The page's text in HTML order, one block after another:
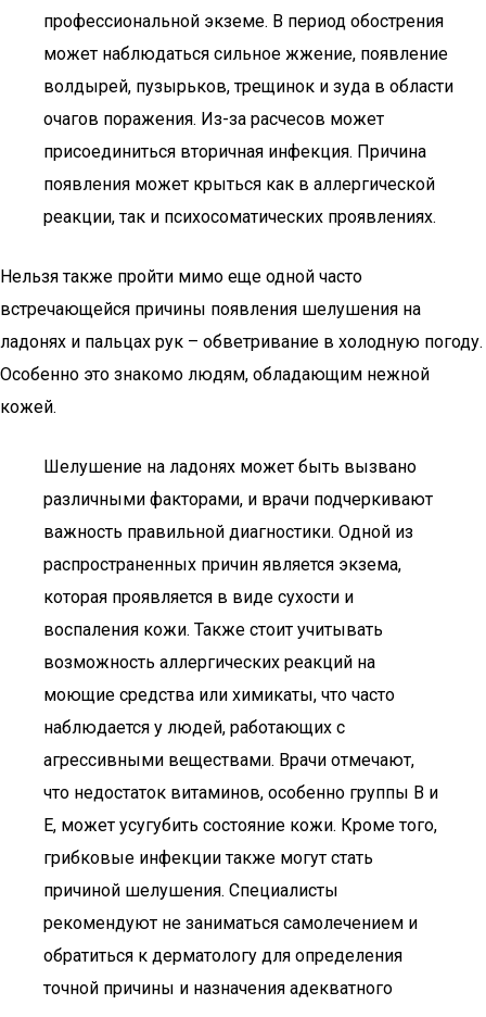
профессиональной экземе. В период обострения
может наблюдаться сильное жжение, появление
волдырей, пузырьков, трещинок и зуда в области
очагов поражения. Из-за расчесов может
присоединиться вторичная инфекция. Причина
появления может крыться как в аллергической
реакции, так и психосоматических проявлениях.
Нельзя также пройти мимо еще одной часто
встречающейся причины появления шелушения на
ладонях и пальцах рук – обветривание в холодную погоду.
Особенно это знакомо людям, обладающим нежной
кожей.
Шелушение на ладонях может быть вызвано
различными факторами, и врачи подчеркивают
важность правильной диагностики. Одной из
распространенных причин является экзема,
которая проявляется в виде сухости и
воспаления кожи. Также стоит учитывать
возможность аллергических реакций на
моющие средства или химикаты, что часто
наблюдается у людей, работающих с
агрессивными веществами. Врачи отмечают,
что недостаток витаминов, особенно группы B и
E, может усугубить состояние кожи. Кроме того,
грибковые инфекции также могут стать
причиной шелушения. Специалисты
рекомендуют не заниматься самолечением и
обратиться к дерматологу для определения
точной причины и назначения адекватного